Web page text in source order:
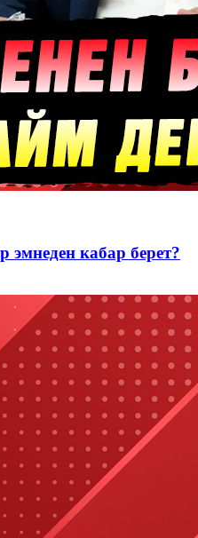
эмнеден кабар берет?